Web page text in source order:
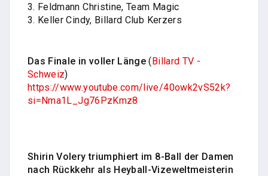
3. Feldmann Christine, Team Magic
3. Keller Cindy, Billard Club Kerzers
Das Finale in voller Länge (Billard TV -
Schweiz)
https://www.youtube.com/live/40owk2vS52k?
si=Nma1L_Jg76PzKmz8
Shirin Volery triumphiert im 8-Ball der Damen
nach Rückkehr als Heyball-Vizeweltmeisterin